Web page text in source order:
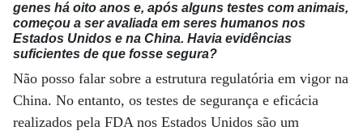
genes há oito anos e, após alguns testes com animais,
começou a ser avaliada em seres humanos nos
Estados Unidos e na China. Havia evidências
suficientes de que fosse segura?
Não posso falar sobre a estrutura regulatória em vigor na
China. No entanto, os testes de segurança e eficácia
realizados pela FDA nos Estados Unidos são um